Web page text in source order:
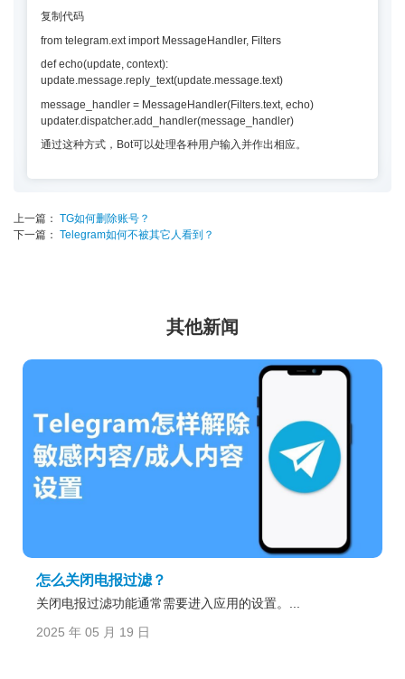
复制代码
from telegram.ext import MessageHandler, Filters
def echo(update, context):
update.message.reply_text(update.message.text)
message_handler = MessageHandler(Filters.text, echo)
updater.dispatcher.add_handler(message_handler)
通过这种方式，Bot可以处理各种用户输入并作出相应。
上一篇： TG如何删除账号？
下一篇： Telegram如何不被其它人看到？
其他新闻
怎么关闭电报过滤？
关闭电报过滤功能通常需要进入应用的设置。...
2025 年 05 月 19 日